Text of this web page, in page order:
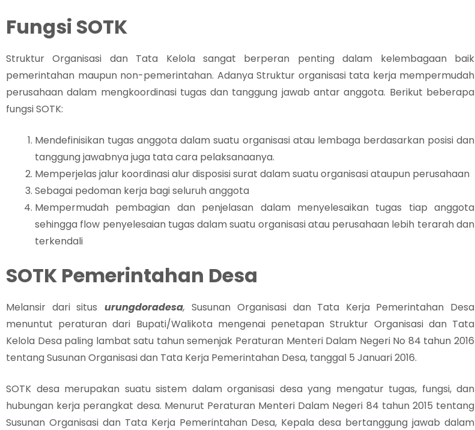
Fungsi SOTK
Struktur Organisasi dan Tata Kelola sangat berperan penting dalam kelembagaan baik
pemerintahan maupun non-pemerintahan. Adanya Struktur organisasi tata kerja mempermudah
perusahaan dalam mengkoordinasi tugas dan tanggung jawab antar anggota. Berikut beberapa
fungsi SOTK:
Mendefinisikan tugas anggota dalam suatu organisasi atau lembaga berdasarkan posisi dan
tanggung jawabnya juga tata cara pelaksanaanya.
Memperjelas jalur koordinasi alur disposisi surat dalam suatu organisasi ataupun perusahaan
Sebagai pedoman kerja bagi seluruh anggota
Mempermudah pembagian dan penjelasan dalam menyelesaikan tugas tiap anggota
sehingga flow penyelesaian tugas dalam suatu organisasi atau perusahaan lebih terarah dan
terkendali
SOTK Pemerintahan Desa
Melansir dari situs urungdoradesa,Susunan Organisasi dan Tata Kerja Pemerintahan Desa
menuntut peraturan dari Bupati/Walikota mengenai penetapan Struktur Organisasi dan Tata
Kelola Desa paling lambat satu tahun semenjak Peraturan Menteri Dalam Negeri No 84 tahun 2016
tentang Susunan Organisasi dan Tata Kerja Pemerintahan Desa, tanggal 5 Januari 2016.
SOTK desa merupakan suatu sistem dalam organisasi desa yang mengatur tugas, fungsi, dan
hubungan kerja perangkat desa. Menurut Peraturan Menteri Dalam Negeri 84 tahun 2015 tentang
Susunan Organisasi dan Tata Kerja Pemerintahan Desa, Kepala desa bertanggung jawab dalam